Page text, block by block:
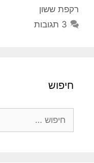
רקפת ששון
3 תגובות
חיפוש